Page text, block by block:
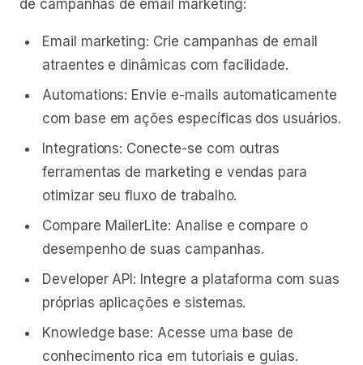
de campanhas de email marketing:
Email marketing: Crie campanhas de email
atraentes e dinâmicas com facilidade.
Automations: Envie e-mails automaticamente
com base em ações específicas dos usuários.
Integrations: Conecte-se com outras
ferramentas de marketing e vendas para
otimizar seu fluxo de trabalho.
Compare MailerLite: Analise e compare o
desempenho de suas campanhas.
Developer API: Integre a plataforma com suas
próprias aplicações e sistemas.
Knowledge base: Acesse uma base de
conhecimento rica em tutoriais e guias.